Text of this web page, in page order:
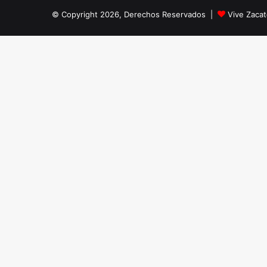
© Copyright 2026, Derechos Reservados | Vive